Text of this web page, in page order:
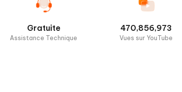
Gratuite
Assistance Technique
470,856,973
Vues sur YouTube